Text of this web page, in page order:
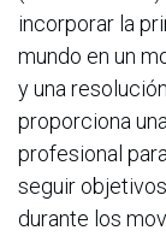
incorporar la
mundo en un
y una
proporciona
profesional
seguir
durante los